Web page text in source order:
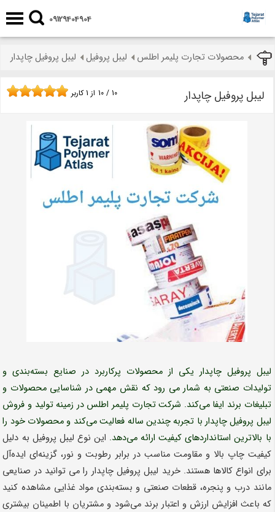
09129404904
محصولات تجارت پلیمر اطلس لیبل پروفیل لیبل پروفیل چاپدار
لیبل پروفیل چاپدار 10 / 10 از 1کاربر
لیبل پروفیل چاپدار یکی از محصولات پرکاربرد در صنایع بسته‌بندی و
تولیدات صنعتی به شمار می رود که نقش مهمی در شناسایی محصولات و
تبلیغات برند ایفا می‌کند. شرکت تجارت پلیمر اطلس در زمینه تولید و فروش
لیبل پروفیل چاپدار با تجربه چندین ساله فعالیت می‌کند و محصولات خود را
با بالاترین استانداردهای کیفیت ارائه می‌دهد. این نوع لیبل پروفیل به دلیل
کیفیت چاپ بالا و مقاومت مناسب در برابر رطوبت و نور، گزینه‌ای ایده‌آل
برای انواع کالاها هستند. خرید لیبل پروفیل چاپدار را می توانید در صنایعی
مانند درب و پنجره، قطعات صنعتی و بسته‌بندی مواد غذایی مشاهده کنید
که باعث افزایش ارزش و اعتبار برند می‌شود و مشتریان با اطمینان بیشتری